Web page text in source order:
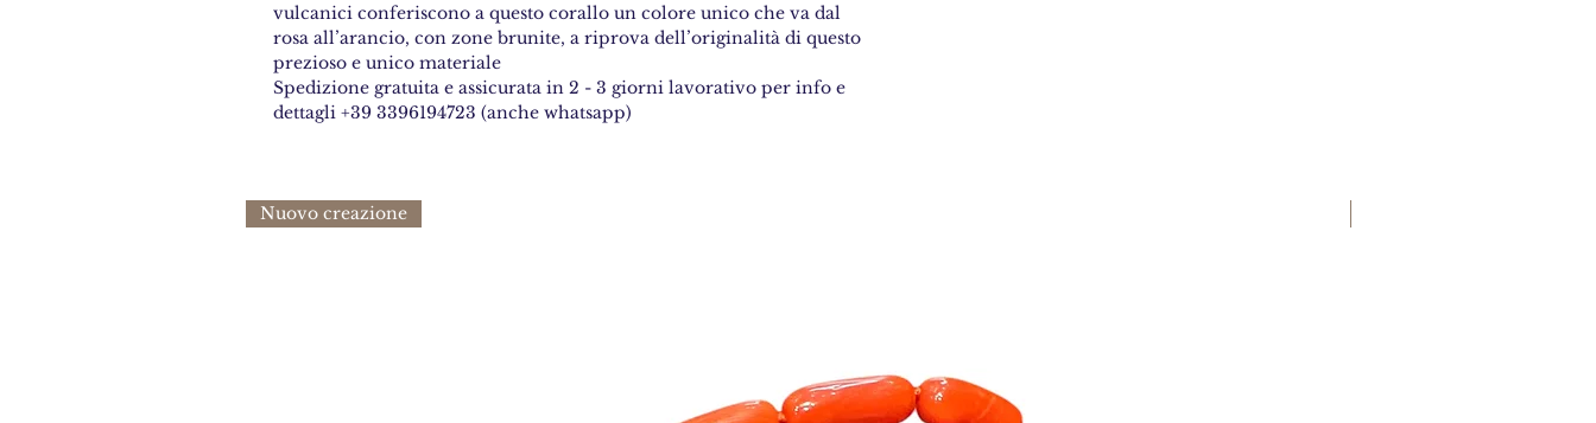
vulcanici conferiscono a questo corallo un colore unico che va dal
rosa all’arancio, con zone brunite, a riprova dell’originalità di questo
prezioso e unico materiale
Spedizione gratuita e assicurata in 2 - 3 giorni lavorativo per info e
dettagli +39 3396194723 (anche whatsapp)
Nuovo creazione